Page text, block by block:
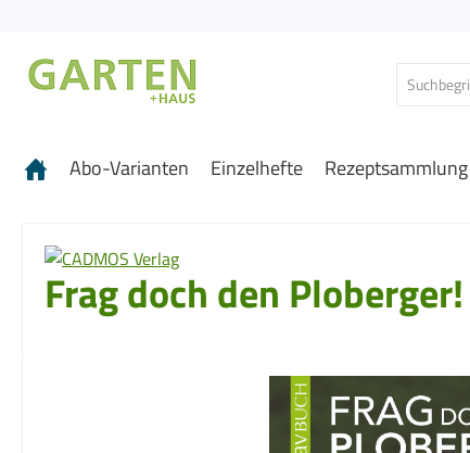
Abo-Varianten Einzelhefte Rezeptsammlung
Frag doch den Ploberger!